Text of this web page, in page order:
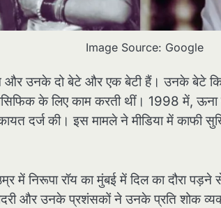
Image Source: Google
और उनके दो बेटे और एक बेटी हैं। उनके बेटे
के लिए काम करती थीं। 1998 में, ऊना
दर्ज की। इस मामले ने मीडिया में काफी
निरूपा रॉय का मुंबई में दिल का दौरा पड़ने
और उनके प्रशंसकों ने उनके प्रति शोक